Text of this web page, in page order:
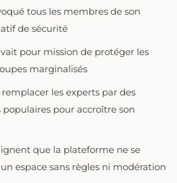
tous les membres de son
de sécurité
pour mission de protéger les
marginalisés
les experts par des
populaires pour accroître son
que la plateforme ne se
espace sans règles ni modération